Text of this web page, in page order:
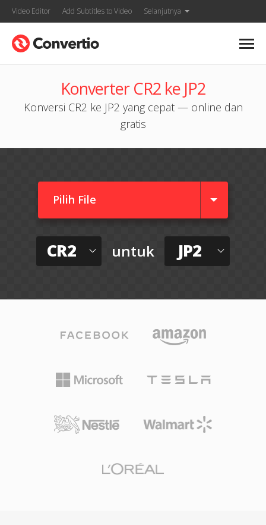
Video Editor Add Subtitles to Video Selanjutnya
Konverter CR2 ke JP2
Konversi CR2 ke JP2 yang cepat — online dan
gratis
Pilih File
CR2 untuk JP2